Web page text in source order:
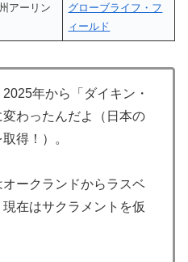
アーリン
グローブライフ・フ
ィールド
年から「ダイキン・
わったんだよ（日本の
得！）。
ークランドからラスベ
在はサクラメントを仮